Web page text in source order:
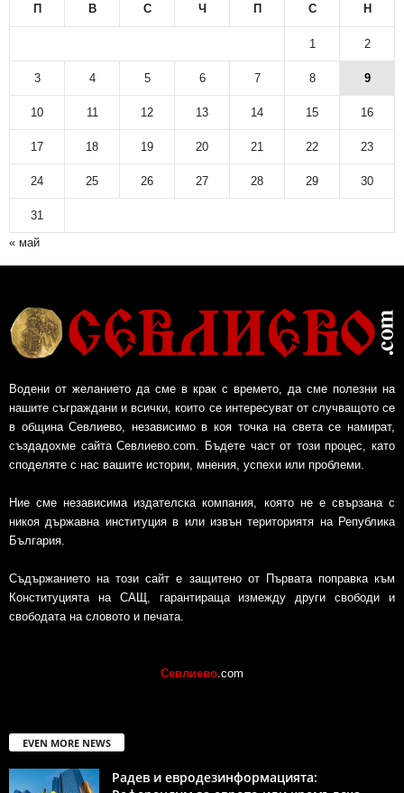
П В С Ч П С Н
1 2
3 4 5 6 7 8 9
10 11 12 13 14 15 16
17 18 19 20 21 22 23
24 25 26 27 28 29 30
31
« май
Водени от желанието да сме в крак с времето, да сме полезни на
нашите съграждани и всички, които се интересуват от случващото се
в община Севлиево, независимо в коя точка на света се намират,
създадохме сайта Севлиево.com. Бъдете част от този процес, като
споделяте с нас вашите истории, мнения, успехи или проблеми.
Ние сме независима издателска компания, която не е свързана с
никоя държавна институция в или извън териториятя на Република
България.
Съдържанието на този сайт е защитено от Първата поправка към
Конституцията на САЩ, гарантираща измежду други свободи и
свободата на словото и печата.
Севлиево .com
EVEN MORE NEWS
Радев и евродезинформацията: